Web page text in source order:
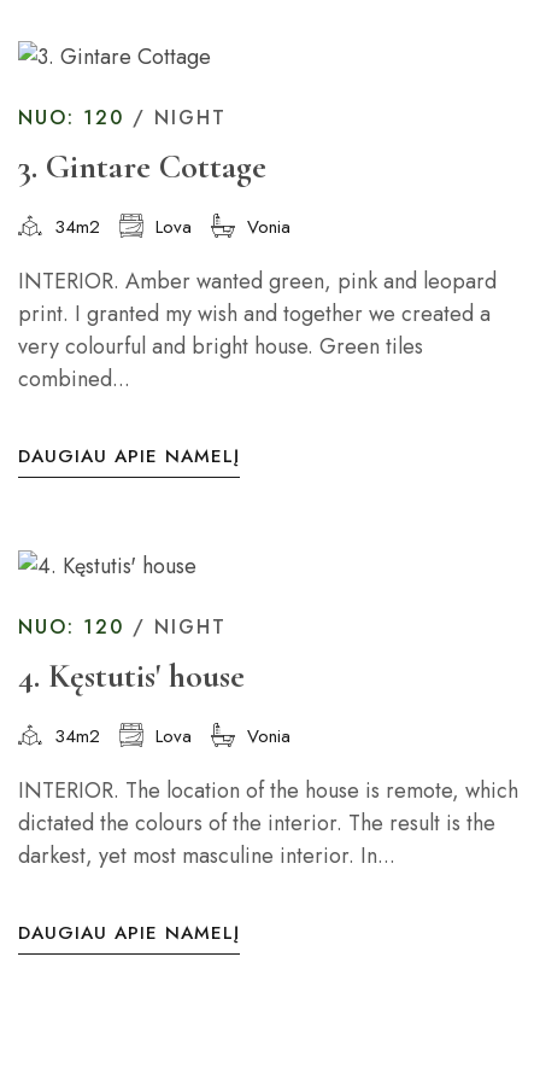
NUO: 120 / NIGHT
3. Gintare Cottage
34m2 Lova Vonia
INTERIOR. Amber wanted green, pink and leopard
print. I granted my wish and together we created a
very colourful and bright house. Green tiles
combined...
DAUGIAU APIE NAMELĮ
NUO: 120 / NIGHT
4. Kęstutis' house
34m2 Lova Vonia
INTERIOR. The location of the house is remote, which
dictated the colours of the interior. The result is the
darkest, yet most masculine interior. In...
DAUGIAU APIE NAMELĮ